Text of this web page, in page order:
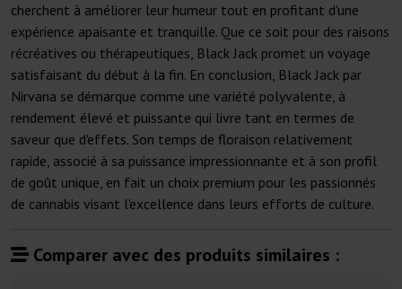
cherchent à améliorer leur humeur tout en profitant d'une
expérience apaisante et tranquille. Que ce soit pour des raisons
récréatives ou thérapeutiques, Black Jack promet un voyage
satisfaisant du début à la fin. En conclusion, Black Jack par
Nirvana se démarque comme une variété polyvalente, à
rendement élevé et puissante qui livre tant en termes de
saveur que d'effets. Son temps de floraison relativement
rapide, associé à sa puissance impressionnante et à son profil
de goût unique, en fait un choix premium pour les passionnés
de cannabis visant l'excellence dans leurs efforts de culture.
Comparer avec des produits similaires :